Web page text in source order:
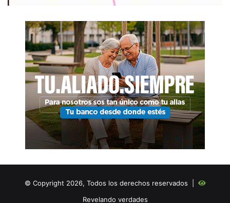
© Copyright 2026, Todos los derechos reservados |
Revelando verdades